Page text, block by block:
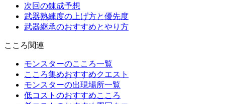
次回の錬成予想
武器熟練度の上げ方と優先度
武器継承のおすすめとやり方
こころ関連
モンスターのこころ一覧
こころ集めおすすめクエスト
モンスターの出現場所一覧
低コストのおすすめこころ